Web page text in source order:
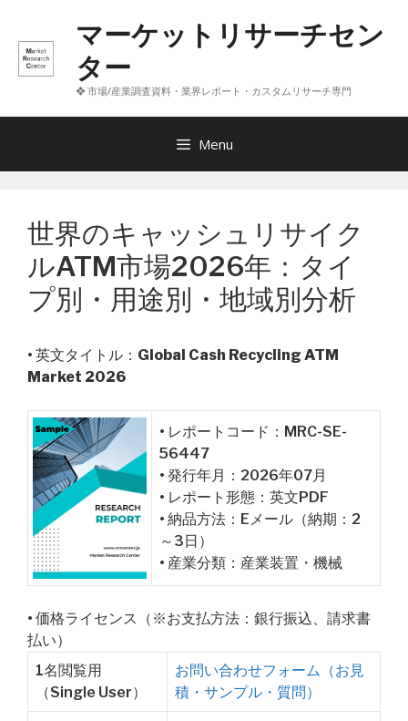
へ
マーケットリサーチセン
ター
❖ 市場/産業調査資料・業界レポート・カスタムリサーチ専門
Menu
世界のキャッシュリサイク
ルATM市場2026年：タイ
プ別・用途別・地域別分析
• 英文タイトル： Global Cash Recycling ATM
Market 2026
• レポートコード：MRC-SE-
56447
• 発行年月：2026年07月
• レポート形態：英文PDF
• 納品方法：Eメール（納期：2
～3日）
• 産業分類：産業装置・機械
• 価格ライセンス（※お支払方法：銀行振込、請求書
払い）
1名閲覧用
（Single User）
お問い合わせフォーム（お見
積・サンプル・質問）